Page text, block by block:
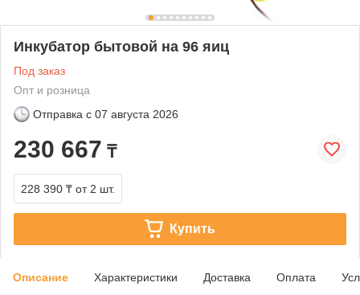
Инкубатор бытовой на 96 яиц
Под заказ
Опт и розница
Отправка с 07 августа 2026
230 667 ₸
228 390 ₸ от 2 шт.
Купить
Описание Характеристики Доставка Оплата